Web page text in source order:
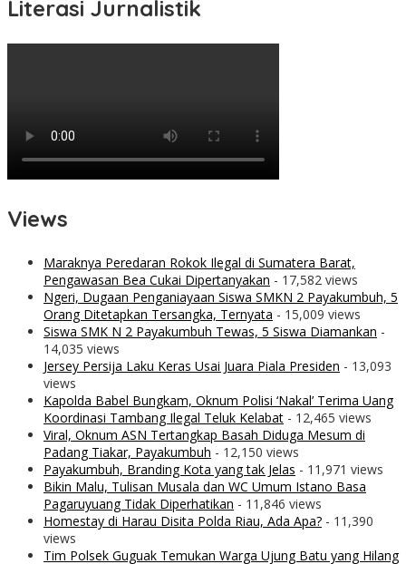
Literasi Jurnalistik
Views
Maraknya Peredaran Rokok Ilegal di Sumatera Barat,
Pengawasan Bea Cukai Dipertanyakan - 17,582 views
Ngeri, Dugaan Penganiayaan Siswa SMKN 2 Payakumbuh, 5
Orang Ditetapkan Tersangka, Ternyata - 15,009 views
Siswa SMK N 2 Payakumbuh Tewas, 5 Siswa Diamankan -
14,035 views
Jersey Persija Laku Keras Usai Juara Piala Presiden - 13,093
views
Kapolda Babel Bungkam, Oknum Polisi ‘Nakal’ Terima Uang
Koordinasi Tambang Ilegal Teluk Kelabat - 12,465 views
Viral, Oknum ASN Tertangkap Basah Diduga Mesum di
Padang Tiakar, Payakumbuh - 12,150 views
Payakumbuh, Branding Kota yang tak Jelas - 11,971 views
Bikin Malu, Tulisan Musala dan WC Umum Istano Basa
Pagaruyuang Tidak Diperhatikan - 11,846 views
Homestay di Harau Disita Polda Riau, Ada Apa? - 11,390
views
Tim Polsek Guguak Temukan Warga Ujung Batu yang Hilang